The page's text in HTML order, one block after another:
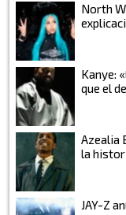
North
Kanye:
que el
Azealia
la
JAY-Z